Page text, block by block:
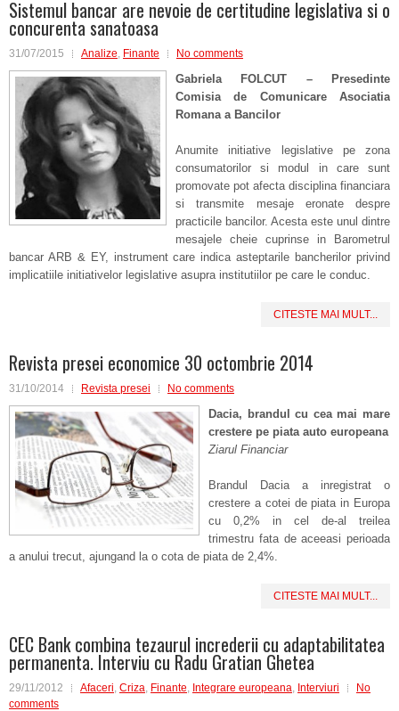
Sistemul bancar are nevoie de certitudine legislativa si o
concurenta sanatoasa
31/07/2015 Analize, Finante No comments
Gabriela FOLCUT – Presedinte
Comisia de Comunicare Asociatia
Romana a Bancilor
Anumite initiative legislative pe zona
consumatorilor si modul in care sunt
promovate pot afecta disciplina financiara
si transmite mesaje eronate despre
practicile bancilor. Acesta este unul dintre
mesajele cheie cuprinse in Barometrul
bancar ARB & EY, instrument care indica asteptarile bancherilor privind
implicatiile initiativelor legislative asupra institutiilor pe care le conduc.
CITESTE MAI MULT...
Revista presei economice 30 octombrie 2014
31/10/2014 Revista presei No comments
Dacia, brandul cu cea mai mare
crestere pe piata auto europeana
Ziarul Financiar
Brandul Dacia a inregistrat o
crestere a cotei de piata in Europa
cu 0,2% in cel de-al treilea
trimestru fata de aceeasi perioada
a anului trecut, ajungand la o cota de piata de 2,4%.
CITESTE MAI MULT...
CEC Bank combina tezaurul increderii cu adaptabilitatea
permanenta. Interviu cu Radu Gratian Ghetea
29/11/2012 Afaceri, Criza, Finante, Integrare europeana, Interviuri
No
comments